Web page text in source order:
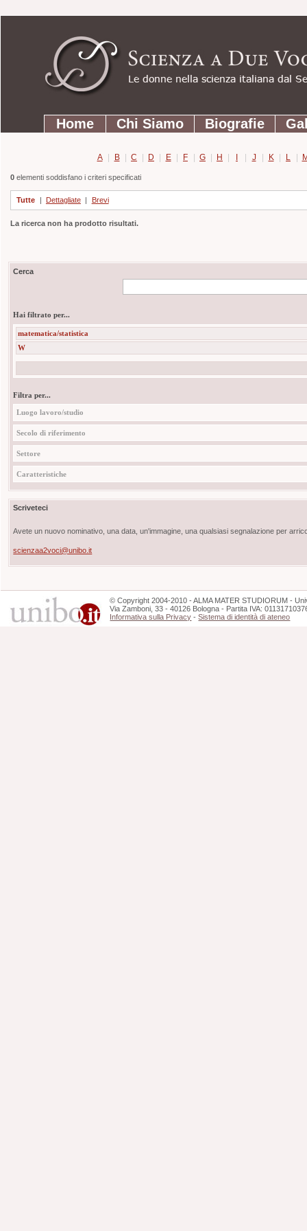
contenuti.
Strumenti
personali
SezioniHome Chi Siamo Biografie
A | B | C | D | E | F | G | H | I | J | K | L |
0elementi soddisfano i criteri specificati
Tutte | Dettagliate | Brevi
La ricerca non ha prodotto risultati.
Cerca
Hai filtrato per...
matematica/statistica
W
Filtra per...
Luogo lavoro/studio
Secolo di riferimento
Settore
Caratteristiche
Scriveteci
Avete un nuovo nominativo, una data, un'immagine, una qualsiasi segnalazione per
scienzaa2voci@unibo.it
©Copyright 2004-2010 - ALMA MATER STUDIORUM -
Via Zamboni, 33 - 40126 Bologna - Partita IVA:
Informativa sulla Privacy -Sistema di identità di ateneo